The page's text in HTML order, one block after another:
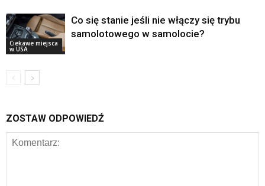
Ciekawe miejsca
w USA
Co się stanie jeśli nie włączy się trybu
samolotowego w samolocie?
ZOSTAW ODPOWIEDŹ